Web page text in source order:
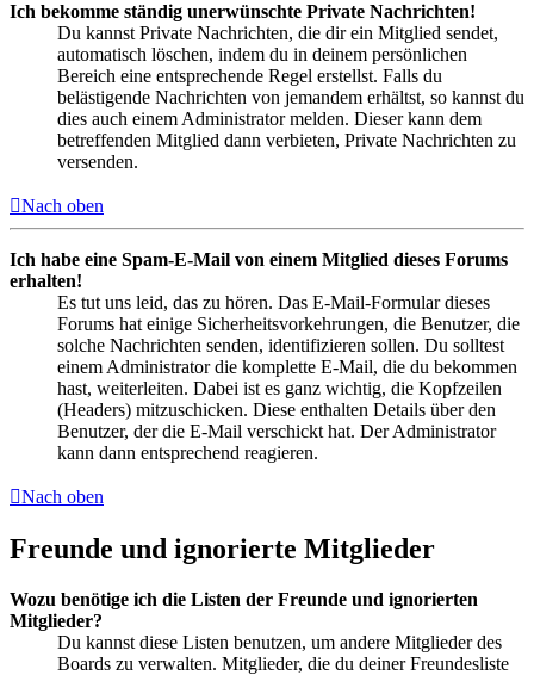
Ich bekomme ständig unerwünschte Private Nachrichten!
Du kannst Private Nachrichten, die dir ein Mitglied sendet,
automatisch löschen, indem du in deinem persönlichen
Bereich eine entsprechende Regel erstellst. Falls du
belästigende Nachrichten von jemandem erhältst, so kannst du
dies auch einem Administrator melden. Dieser kann dem
betreffenden Mitglied dann verbieten, Private Nachrichten zu
versenden.
Nach oben
Ich habe eine Spam-E-Mail von einem Mitglied dieses Forums
erhalten!
Es tut uns leid, das zu hören. Das E-Mail-Formular dieses
Forums hat einige Sicherheitsvorkehrungen, die Benutzer, die
solche Nachrichten senden, identifizieren sollen. Du solltest
einem Administrator die komplette E-Mail, die du bekommen
hast, weiterleiten. Dabei ist es ganz wichtig, die Kopfzeilen
(Headers) mitzuschicken. Diese enthalten Details über den
Benutzer, der die E-Mail verschickt hat. Der Administrator
kann dann entsprechend reagieren.
Nach oben
Freunde und ignorierte Mitglieder
Wozu benötige ich die Listen der Freunde und ignorierten
Mitglieder?
Du kannst diese Listen benutzen, um andere Mitglieder des
Boards zu verwalten. Mitglieder, die du deiner Freundesliste